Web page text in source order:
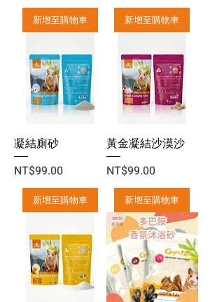
新增至購物車 新增至購物車
凝結廁砂
價格
NT$99.00
新增至購物車
黃金凝結沙漠沙
價格
NT$99.00
新增至購物車